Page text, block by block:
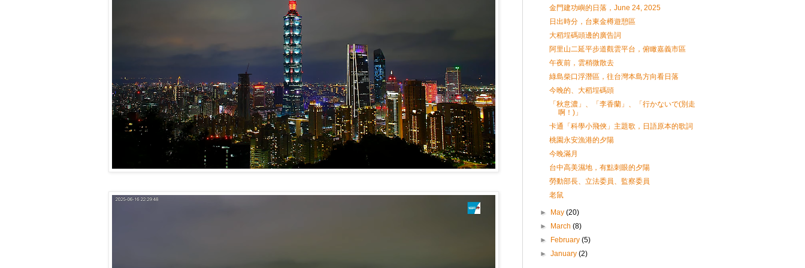
金門建功嶼的日落，June 24, 2025
日出時分，台東金樽遊憩區
大稻埕碼頭邊的廣告詞
阿里山二延平步道觀雲平台，俯瞰嘉義市區
午夜前，雲稍微散去
綠島柴口浮潛區，往台灣本島方向看日落
今晚的、大稻埕碼頭
「秋意濃」、「李香蘭」、「行かないで(別走
啊！)」
卡通「科學小飛俠」主題歌，日語原本的歌詞
桃園永安漁港的夕陽
今晚滿月
台中高美濕地，有點刺眼的夕陽
勞動部長、立法委員、監察委員
老鼠
► May(20)
►
March(8)
►
February(5)
►January(2)